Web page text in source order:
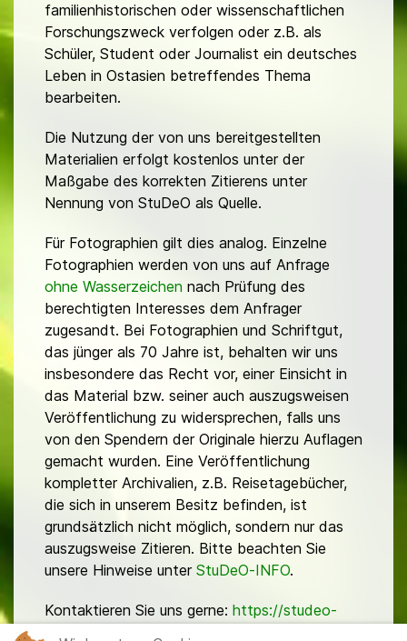
familienhistorischen oder wissenschaftlichen
Forschungszweck verfolgen oder z.B. als
Schüler, Student oder Journalist ein deutsches
Leben in Ostasien betreffendes Thema
bearbeiten.
Die Nutzung der von uns bereitgestellten
Materialien erfolgt kostenlos unter der
Maßgabe des korrekten Zitierens unter
Nennung von StuDeO als Quelle.
Für Fotographien gilt dies analog. Einzelne
Fotographien werden von uns auf Anfrage
ohne Wasserzeichen nach Prüfung des
berechtigten Interesses dem Anfrager
zugesandt. Bei Fotographien und Schriftgut,
das jünger als 70 Jahre ist, behalten wir uns
insbesondere das Recht vor, einer Einsicht in
das Material bzw. seiner auch auszugsweisen
Veröffentlichung zu widersprechen, falls uns
von den Spendern der Originale hierzu Auflagen
gemacht wurden. Eine Veröffentlichung
kompletter Archivalien, z.B. Reisetagebücher,
die sich in unserem Besitz befinden, ist
grundsätzlich nicht möglich, sondern nur das
auszugsweise Zitieren. Bitte beachten Sie
unsere Hinweise unter StuDeO-INFO.
Kontaktieren Sie uns gerne: https://studeo-